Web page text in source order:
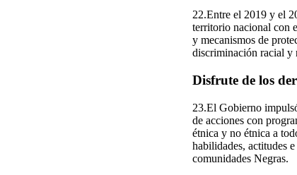
22.Entre el 2019 y el
territorio nacional con
y mecanismos de
discriminación racial y
Disfrute de los
23.El Gobierno
de acciones con
étnica y no étnica a
habilidades, actitudes
comunidades Negras.